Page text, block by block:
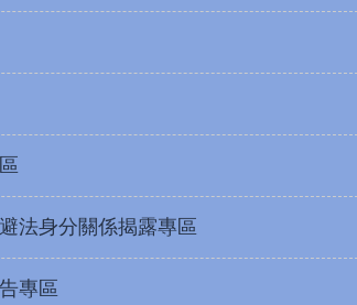
法身分關係揭露專區
專區